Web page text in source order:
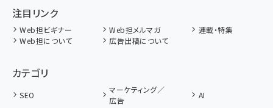
注目リンク
Web担ビギナー Web担メルマガ
連載・特集
Web担について
広告出稿について
カテゴリ
SEO
マーケティング／
広告
AI